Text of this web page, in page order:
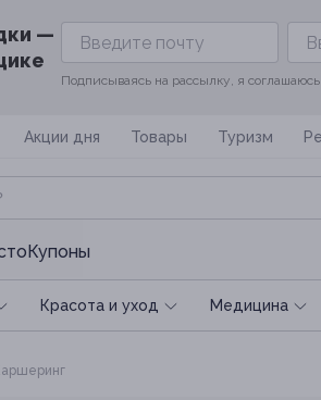
—
Подписываясь на рассылку, я
Акции дня Товары Туризм
Красота и уход Медицина